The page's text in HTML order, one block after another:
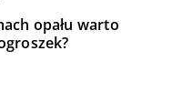
opału warto